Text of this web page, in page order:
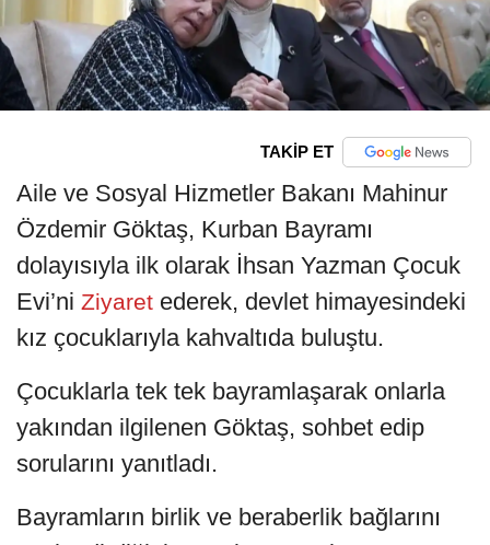
TAKİP ET
Aile ve Sosyal Hizmetler Bakanı Mahinur
Özdemir Göktaş, Kurban Bayramı
dolayısıyla ilk olarak İhsan Yazman Çocuk
Evi’ni Ziyaret ederek, devlet himayesindeki
kız çocuklarıyla kahvaltıda buluştu.
Çocuklarla tek tek bayramlaşarak onlarla
yakından ilgilenen Göktaş, sohbet edip
sorularını yanıtladı.
Bayramların birlik ve beraberlik bağlarını